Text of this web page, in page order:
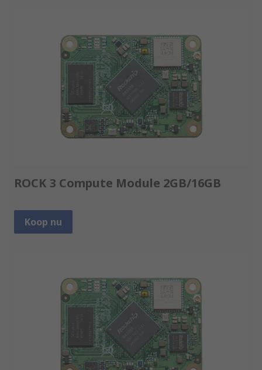
ROCK 3 Compute Module 2GB/16GB
Koop nu